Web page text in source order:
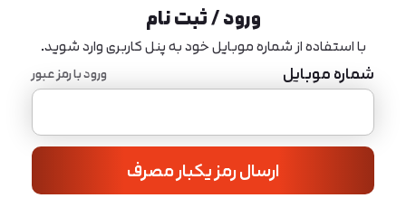
ورود / ثبت نام
با استفاده از شماره موبایل خود به پنل کاربری وارد شوید.
شماره موبایل ورود با رمز عبور
ارسال رمز یکبار مصرف